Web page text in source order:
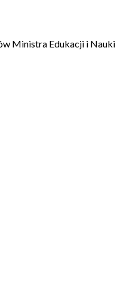
Ministra Edukacji i Nauki